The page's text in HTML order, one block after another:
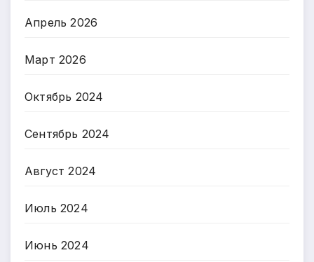
Апрель 2026
Март 2026
Октябрь 2024
Сентябрь 2024
Август 2024
Июль 2024
Июнь 2024